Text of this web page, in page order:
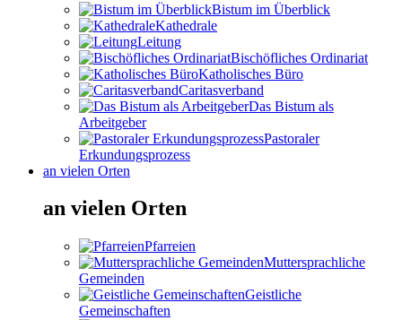
Bistum im Überblick
Kathedrale
Leitung
Bischöfliches Ordinariat
Katholisches Büro
Caritasverband
Das Bistum als
Arbeitgeber
Pastoraler
Erkundungsprozess
an vielen Orten
an vielen Orten
Pfarreien
Muttersprachliche
Gemeinden
Geistliche
Gemeinschaften